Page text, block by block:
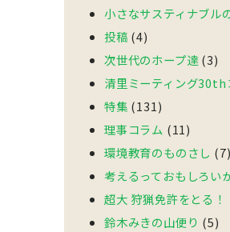
小さなサスティナブル
投稿 (4)
次世代のホープ達(3)
清里ミーティング30th
特集 (131)
理事コラム (11)
環境教育のものさし (7)
考えるっておもしろい
超大 狩猟免許をとる！
鈴木みきの山便り (5)